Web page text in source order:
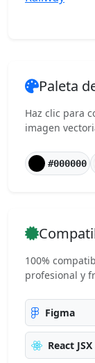
Paleta
Haz clic para
imagen
#000000
100%
profesional y
Figma
React JSX